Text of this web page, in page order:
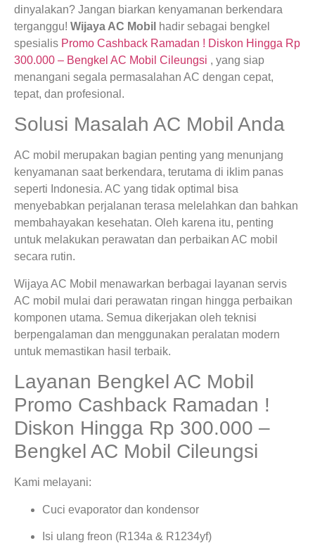
dinyalakan? Jangan biarkan kenyamanan berkendara
terganggu! Wijaya AC Mobil hadir sebagai bengkel
spesialis Promo Cashback Ramadan ! Diskon Hingga Rp
300.000 – Bengkel AC Mobil Cileungsi , yang siap
menangani segala permasalahan AC dengan cepat,
tepat, dan profesional.
Solusi Masalah AC Mobil Anda
AC mobil merupakan bagian penting yang menunjang
kenyamanan saat berkendara, terutama di iklim panas
seperti Indonesia. AC yang tidak optimal bisa
menyebabkan perjalanan terasa melelahkan dan bahkan
membahayakan kesehatan. Oleh karena itu, penting
untuk melakukan perawatan dan perbaikan AC mobil
secara rutin.
Wijaya AC Mobil menawarkan berbagai layanan servis
AC mobil mulai dari perawatan ringan hingga perbaikan
komponen utama. Semua dikerjakan oleh teknisi
berpengalaman dan menggunakan peralatan modern
untuk memastikan hasil terbaik.
Layanan Bengkel AC Mobil
Promo Cashback Ramadan !
Diskon Hingga Rp 300.000 –
Bengkel AC Mobil Cileungsi
Kami melayani:
Cuci evaporator dan kondensor
Isi ulang freon (R134a & R1234yf)